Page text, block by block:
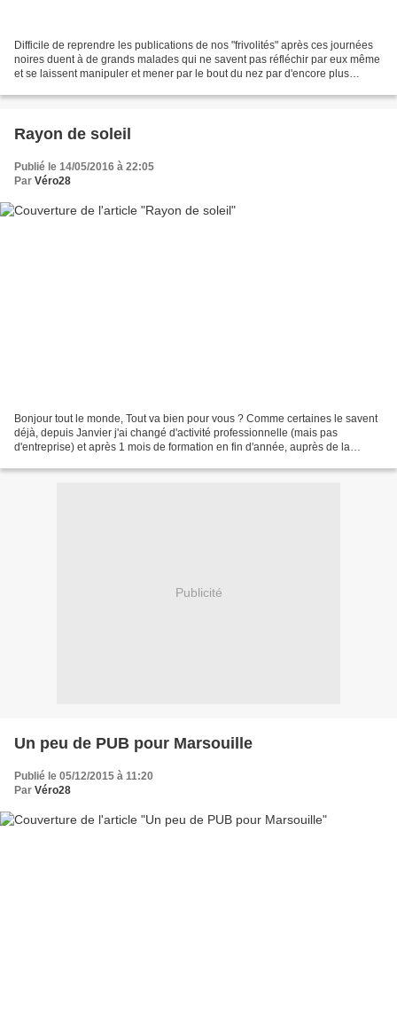
Difficile de reprendre les publications de nos "frivolités" après ces journées
noires duent à de grands malades qui ne savent pas réfléchir par eux même
et se laissent manipuler et mener par le bout du nez par d'encore plus
Rayon de soleil
Publié le 14/05/2016 à 22:05
Par Véro28
Bonjour tout le monde, Tout va bien pour vous ? Comme certaines le savent
déjà, depuis Janvier j'ai changé d'activité professionnelle (mais pas
d'entreprise) et après 1 mois de formation en fin d'année, auprès de la
Publicité
Un peu de PUB pour Marsouille
Publié le 05/12/2015 à 11:20
Par Véro28